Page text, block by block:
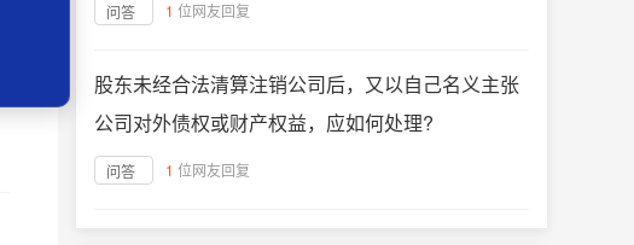
问答 1 位网友回复
股东未经合法清算注销公司后，又以自己名义主张
公司对外债权或财产权益，应如何处理?
问答 1 位网友回复